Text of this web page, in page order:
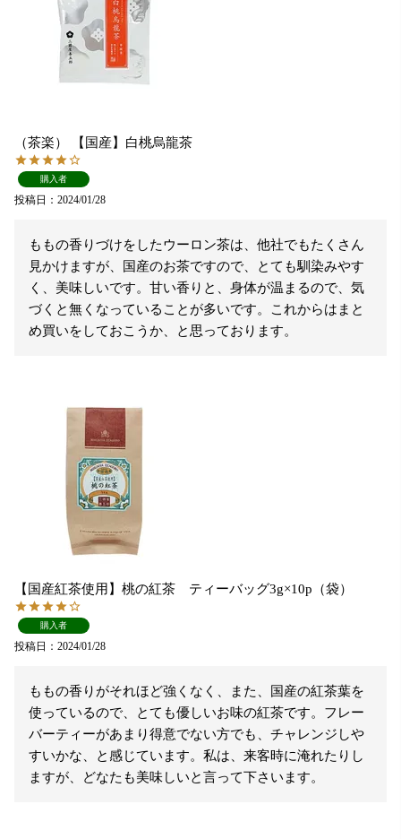
（茶楽） 【国産】白桃烏龍茶
購入者
投稿日 2024/01/28
ももの香りづけをしたウーロン茶は、他社でもたくさん
見かけますが、国産のお茶ですので、とても馴染みやす
く、美味しいです。甘い香りと、身体が温まるので、気
づくと無くなっていることが多いです。これからはまと
め買いをしておこうか、と思っております。
【国産紅茶使用】桃の紅茶 ティーバッグ3g×10p（袋）
購入者
投稿日 2024/01/28
ももの香りがそれほど強くなく、また、国産の紅茶葉を
使っているので、とても優しいお味の紅茶です。フレー
バーティーがあまり得意でない方でも、チャレンジしや
すいかな、と感じています。私は、来客時に淹れたりし
ますが、どなたも美味しいと言って下さいます。